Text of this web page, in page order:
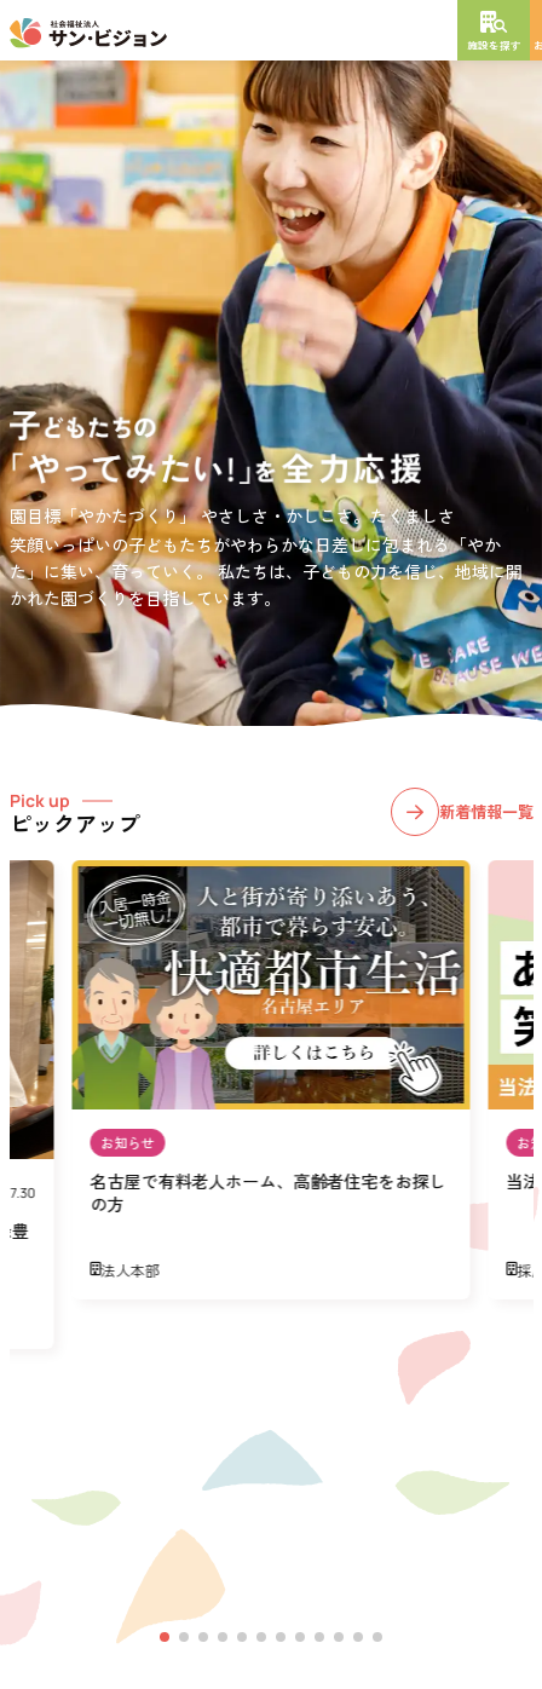
施設を探す
負担の少ない介護、ふれあいを大切にする介護、笑顔が溢れている
介護を目指して。
愛知・岐阜・長野の3県下で38施設・151事業所の介護関連事業所を運
営する社会福祉法人サン・ビジョンでは、今後ますます高まる介護
ニーズに幅広く対応していきます。
園目標「やかたづくり」やさしさ・かしこさ。たくましさ
笑顔いっぱいの子どもたちがやわらかな日差しに包まれる「やか
た」に集い、育っていく。私たちは、子どもの力を信じ、地域に開
かれた園づくりを目指しています。
サンサン・スクール東山公園では、小学生の児童が放課後安心して
過ごせる環境を提供するとともに、宿題・クラブ活動(英語・習字・
選択)などの学習面にも力を入れて行っている学童保育所です。
NEW OPEN
年
特別養護老人ホーム
短期入所生活介護
通所介護
居宅介護支援
グレイスフル砧公園
東京都世田谷区大蔵 3丁目4番12号
お問い合わせ先
03-6411-5781
担当：宮澤
Pick up
ピックアップ 新着情報一覧
豊
お知らせ
名古屋で有料老人ホーム、高齢者住宅をお探し
の方
法人本部
お
当
採